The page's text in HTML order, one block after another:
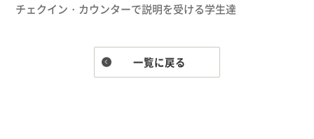
チェクイン・カウンターで説明を受ける学生達
一覧に戻る